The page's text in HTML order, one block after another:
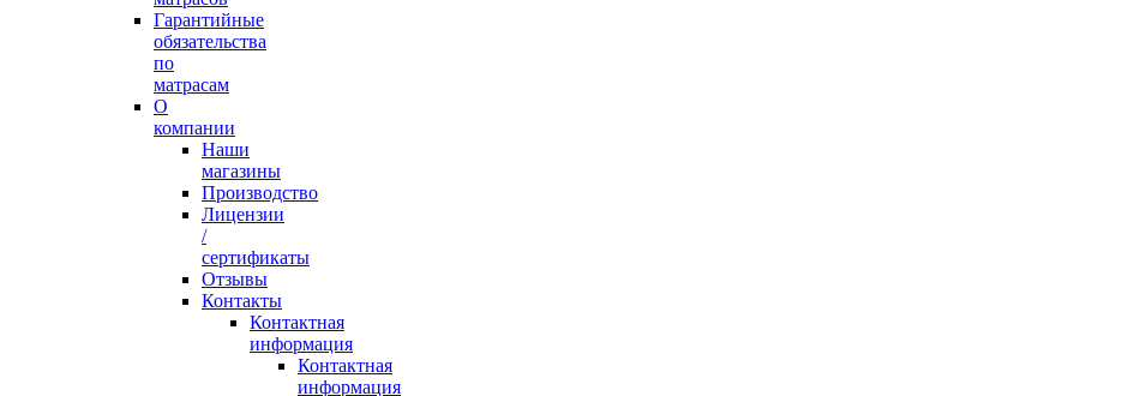
Гарантийные
обязательства
по
матрасам
О
компании
Наши
магазины
Производство
Лицензии
/
сертификаты
Отзывы
Контакты
Контактная
информация
Контактная
информация